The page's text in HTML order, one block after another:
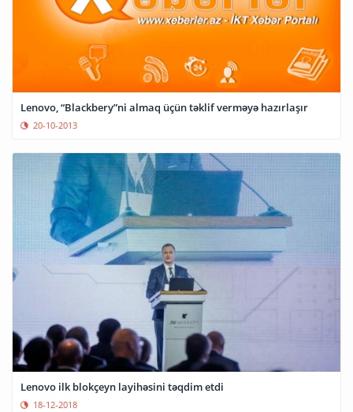
Lenovo, “Blackbery”ni almaq üçün təklif verməyə hazırlaşır
20-10-2013
Lenovo ilk blokçeyn layihəsini təqdim etdi
18-12-2018